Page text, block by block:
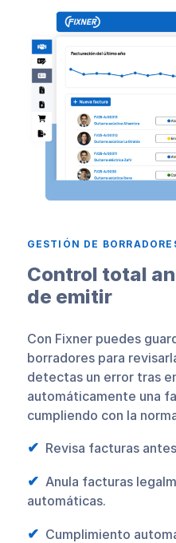
GESTIÓN DE
Control total
de emitir
Con Fixner puedes
borradores para
detectas un error tras
automáticamente una
cumpliendo con la
Revisa facturas
Anula facturas
automáticas.
Cumplimiento